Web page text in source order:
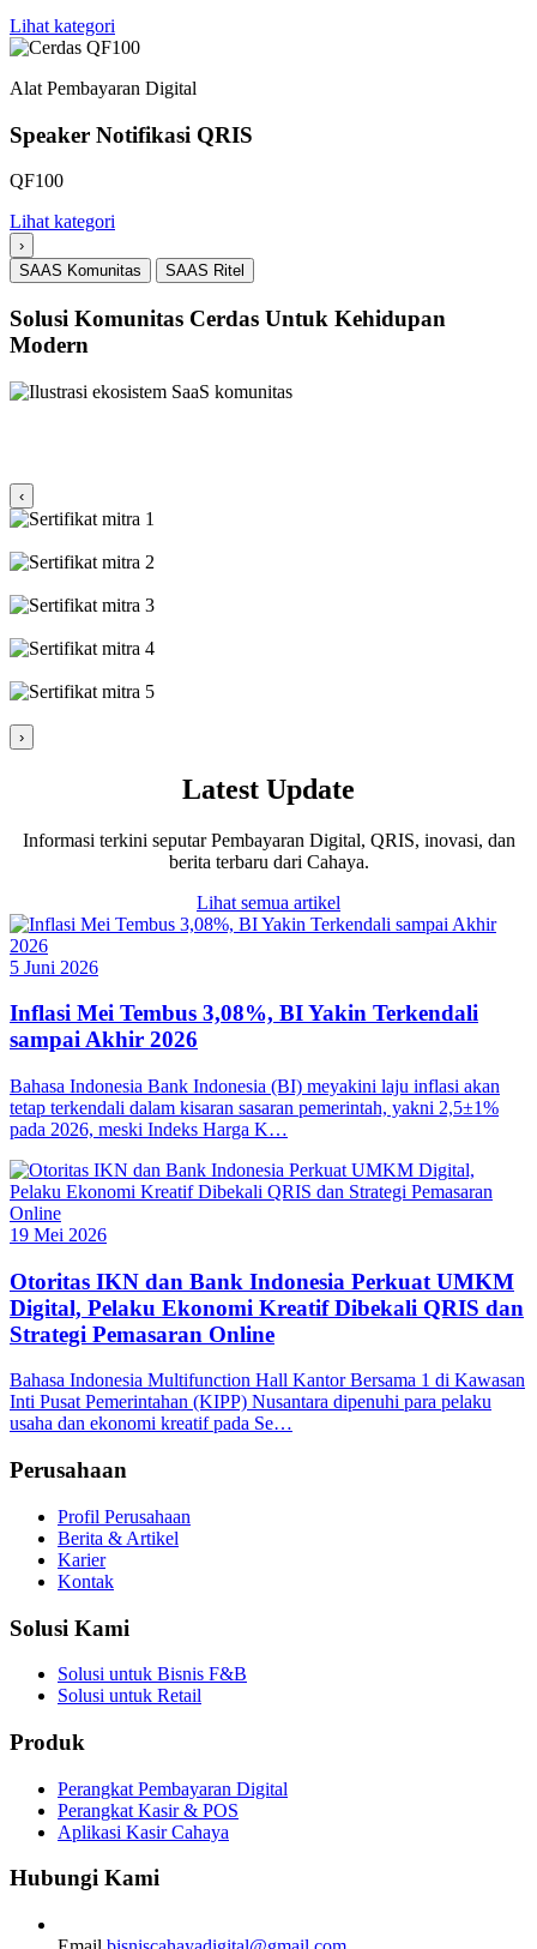
Lihat kategori
Alat Pembayaran Digital
Speaker Notifikasi QRIS
QF100
Lihat kategori
›
SAAS Komunitas
SAAS Ritel
Solusi Komunitas Cerdas Untuk Kehidupan
Modern
‹
›
Latest Update
Informasi terkini seputar Pembayaran Digital, QRIS, inovasi, dan
berita terbaru dari Cahaya.
Lihat semua artikel
5 Juni 2026
Inflasi Mei Tembus 3,08%, BI Yakin Terkendali
sampai Akhir 2026
Bahasa Indonesia Bank Indonesia (BI) meyakini laju inflasi akan
tetap terkendali dalam kisaran sasaran pemerintah, yakni 2,5±1%
pada 2026, meski Indeks Harga K…
19 Mei 2026
Otoritas IKN dan Bank Indonesia Perkuat UMKM
Digital, Pelaku Ekonomi Kreatif Dibekali QRIS dan
Strategi Pemasaran Online
Bahasa Indonesia Multifunction Hall Kantor Bersama 1 di Kawasan
Inti Pusat Pemerintahan (KIPP) Nusantara dipenuhi para pelaku
usaha dan ekonomi kreatif pada Se…
Perusahaan
Profil Perusahaan
Berita & Artikel
Karier
Kontak
Solusi Kami
Solusi untuk Bisnis F&B
Solusi untuk Retail
Produk
Perangkat Pembayaran Digital
Perangkat Kasir & POS
Aplikasi Kasir Cahaya
Hubungi Kami